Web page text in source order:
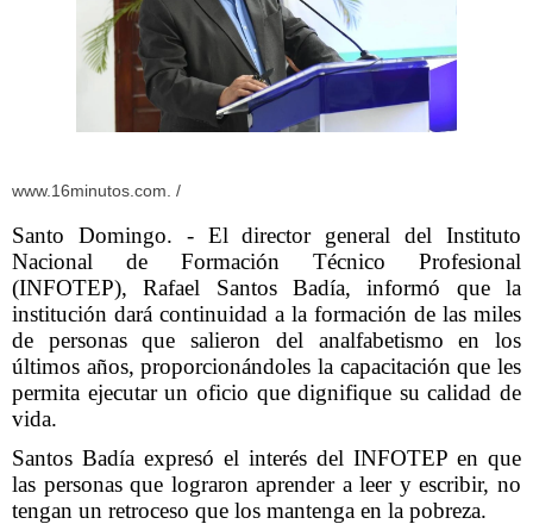
www.16minutos.com. /
Santo Domingo. - El director general del Instituto
Nacional de Formación Técnico Profesional
(INFOTEP), Rafael Santos Badía, informó que la
institución dará continuidad a la formación de las miles
de personas que salieron del analfabetismo en los
últimos años, proporcionándoles la capacitación que les
permita ejecutar un oficio que dignifique su calidad de
vida.
Santos Badía expresó el interés del INFOTEP en que
las personas que lograron aprender a leer y escribir, no
tengan un retroceso que los mantenga en la pobreza.